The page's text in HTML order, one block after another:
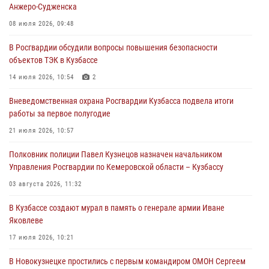
Росгвардейцы задержали участника драки, причинившего побои
05 августа 2026, 08:50
Росгвардейцы пресекли нарушение общественного порядка на
05 августа 2026, 08:10
Росгвардейцы в Юрге пресекли попытку проникновения на
05 августа 2026, 07:45
Анжеро-Судженска
08 июля 2026, 09:48
В Росгвардии обсудили вопросы повышения безопасности
объектов ТЭК в Кузбассе
14 июля 2026, 10:54 2
Вневедомственная охрана Росгвардии Кузбасса подвела итоги
работы за первое полугодие
21 июля 2026, 10:57
Полковник полиции Павел Кузнецов назначен начальником
Управления Росгвардии по Кемеровской области – Кузбассу
03 августа 2026, 11:32
В Кузбассе создают мурал в память о генерале армии Иване
Яковлеве
17 июля 2026, 10:21
В Новокузнецке простились с первым командиром ОМОН Сергеем